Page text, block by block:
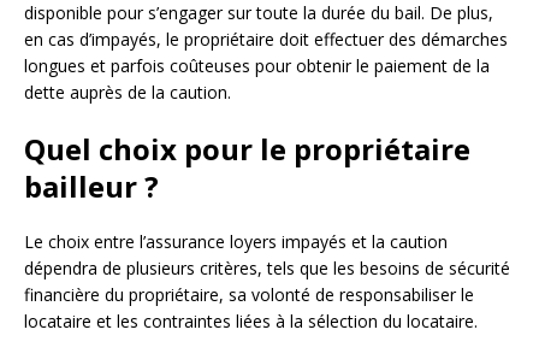
disponible pour s’engager sur toute la durée du bail. De plus,
en cas d’impayés, le propriétaire doit effectuer des démarches
longues et parfois coûteuses pour obtenir le paiement de la
dette auprès de la caution.
Quel choix pour le propriétaire
bailleur ?
Le choix entre l’assurance loyers impayés et la caution
dépendra de plusieurs critères, tels que les besoins de sécurité
financière du propriétaire, sa volonté de responsabiliser le
locataire et les contraintes liées à la sélection du locataire.